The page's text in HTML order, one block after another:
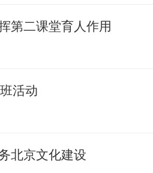
第二课堂育人作用
活动
北京文化建设